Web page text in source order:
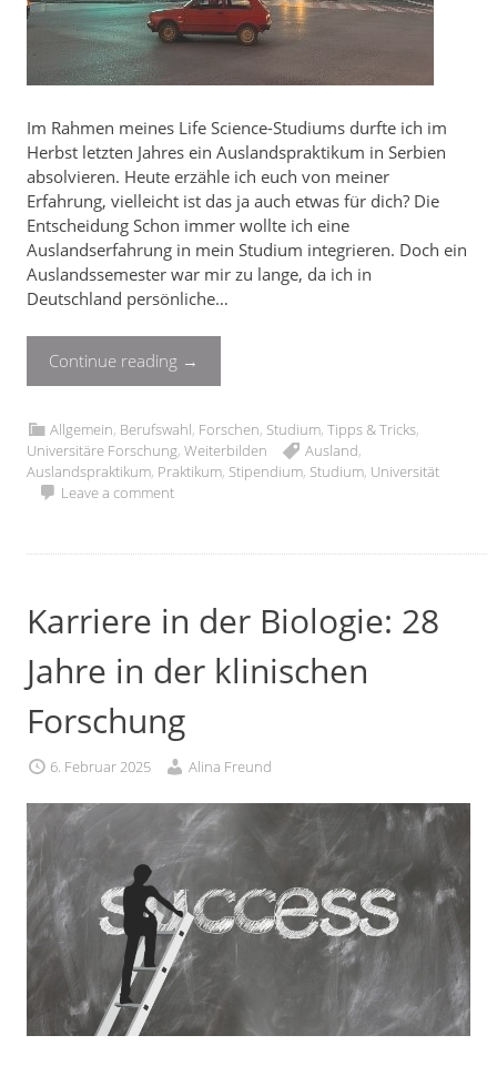
Im Rahmen meines Life Science-Studiums durfte ich im
Herbst letzten Jahres ein Auslandspraktikum in Serbien
absolvieren. Heute erzähle ich euch von meiner
Erfahrung, vielleicht ist das ja auch etwas für dich? Die
Entscheidung Schon immer wollte ich eine
Auslandserfahrung in mein Studium integrieren. Doch ein
Auslandssemester war mir zu lange, da ich in
Deutschland persönliche…
Continue reading →
Allgemein, Berufswahl, Forschen, Studium,Tipps & Tricks,
Universitäre Forschung,Weiterbilden Ausland,
Auslandspraktikum, Praktikum, Stipendium, Studium, Universität
Leave a comment
Karriere in der Biologie: 28
Jahre in der klinischen
Forschung
6. Februar 2025 Alina Freund